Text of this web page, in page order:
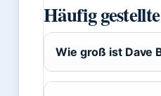
Häufig
Wie groß ist Dave